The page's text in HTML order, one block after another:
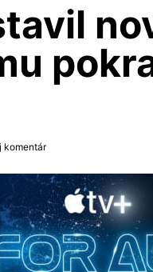
komentár